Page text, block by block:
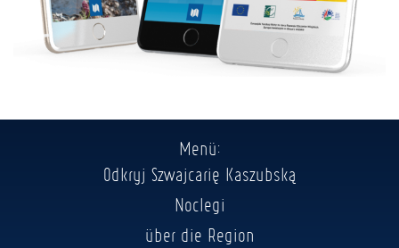
Menü:
Odkryj Szwajcarię Kaszubską
Noclegi
über die Region